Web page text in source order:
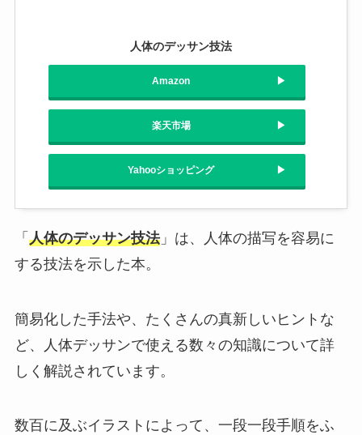
人体のデッサン技法
Amazon
楽天市場
Yahooショッピング
「 人体のデッサン技法」は、人体の描写を容易に
する技法を示した本。
簡易化した手法や、たくさんの真新しいヒントな
ど、人体デッサンで使える数々の知識について詳
しく解説されています。
数百に及ぶイラストによって、一段一段手順をふ